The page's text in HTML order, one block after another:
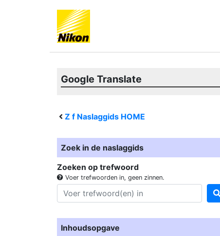
Google Translate
Z f Naslaggids HOME
Zoek in de naslaggids
Zoeken op trefwoord
Voer trefwoorden in, geen zinnen.
Inhoudsopgave